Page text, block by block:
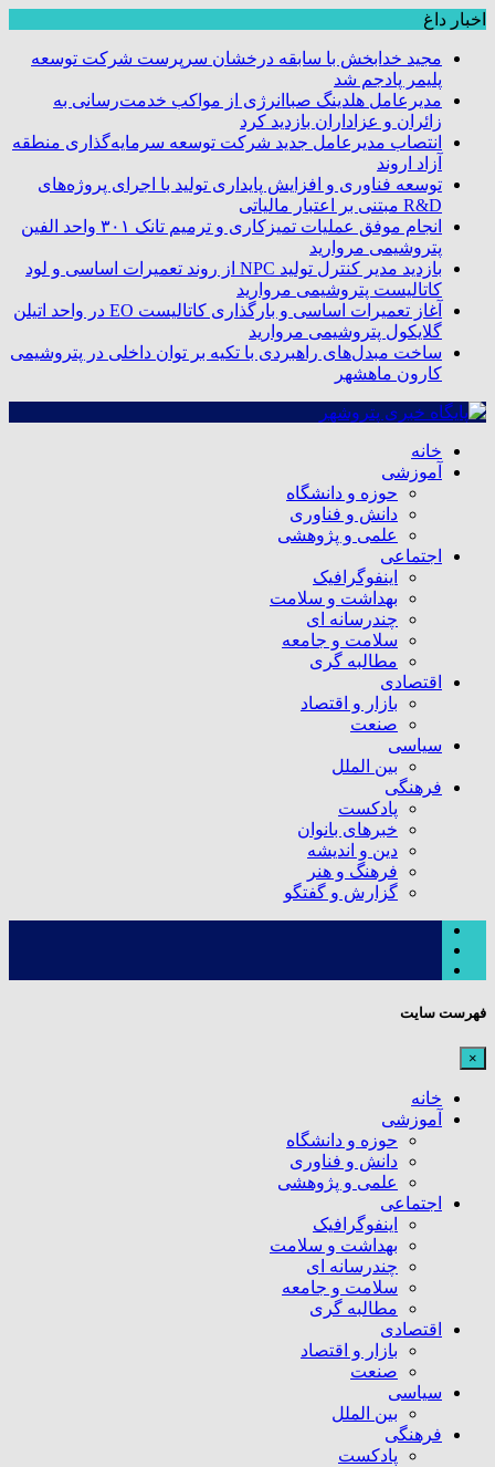
اخبار داغ
مجید خدابخش با سابقه درخشان سرپرست شرکت توسعه
پلیمر پادجم شد
مدیرعامل هلدینگ صباانرژی از مواکب خدمت‌رسانی به
زائران و عزاداران بازدید کرد
انتصاب مدیرعامل جدید شرکت توسعه سرمایه‌گذاری منطقه
آزاد اروند
توسعه فناوری و افزایش پایداری تولید با اجرای پروژه‌های
R&D مبتنی بر اعتبار مالیاتی
انجام موفق عملیات تمیزکاری و ترمیم تانک ۳۰۱ واحد الفین
پتروشیمی مروارید
بازدید مدیر کنترل تولید NPC از روند تعمیرات اساسی و لود
کاتالیست پتروشیمی مروارید
آغاز تعمیرات اساسی و بارگذاری کاتالیست EO در واحد اتیلن
گلایکول پتروشیمی مروارید
ساخت مبدل‌های راهبردی با تکیه بر توان داخلی در پتروشیمی
کارون ماهشهر
خانه
آموزشی
حوزه و دانشگاه
دانش و فناوری
علمی و پژوهشی
اجتماعی
اینفوگرافیک
بهداشت و سلامت
چندرسانه ای
سلامت و جامعه
مطالبه گری
اقتصادی
بازار و اقتصاد
صنعت
سیاسی
بین الملل
فرهنگی
پادکست
خبرهای بانوان
دین و اندیشه
فرهنگ و هنر
گزارش و گفتگو
فهرست سایت
×
خانه
آموزشی
حوزه و دانشگاه
دانش و فناوری
علمی و پژوهشی
اجتماعی
اینفوگرافیک
بهداشت و سلامت
چندرسانه ای
سلامت و جامعه
مطالبه گری
اقتصادی
بازار و اقتصاد
صنعت
سیاسی
بین الملل
فرهنگی
پادکست